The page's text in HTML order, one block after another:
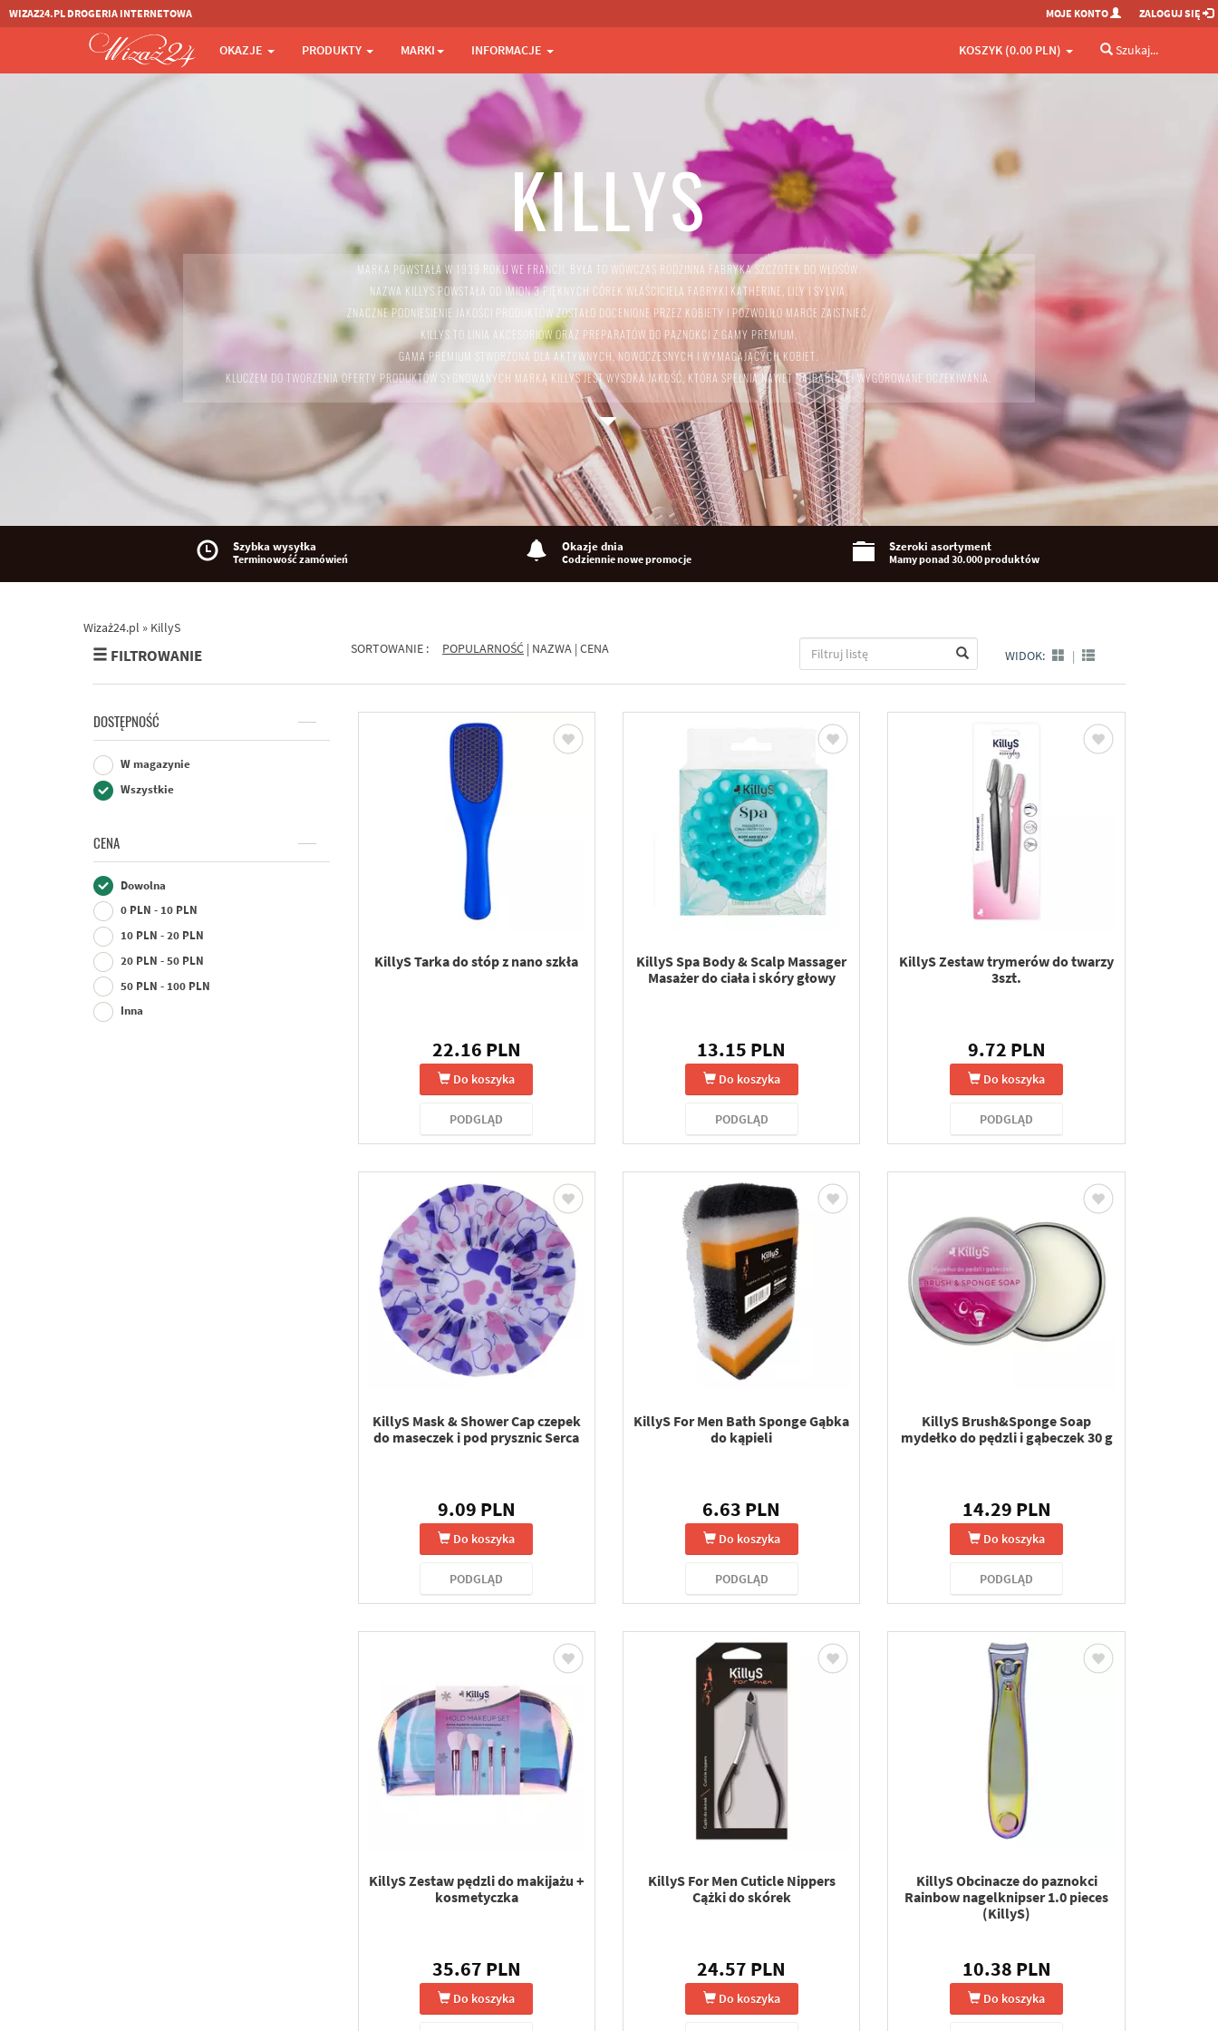
WIZAZ24.PL DROGERIA INTERNETOWA MOJE KONTO ZALOGUJ SIĘ
OKAZJE PRODUKTY MARKI INFORMACJE KOSZYK (0.00 PLN) Szukaj...
Szybka wysyłka
Terminowość zamówień
Okazje dnia
Codziennie nowe promocje
Szeroki asortyment
Mamy ponad 30.000 produktów
KILLYS
MARKA POWSTAŁA W 1939 ROKU WE FRANCJI. BYŁA TO WÓWCZAS RODZINNA FABRYKA SZCZOTEK DO WŁOSÓW.
NAZWA KILLYS POWSTAŁA OD IMION 3 PIĘKNYCH CÓREK WŁAŚCICIELA FABRYKI KATHERINE, LILY I SYLVIA.
ZNACZNE PODNIESIENIE JAKOŚCI PRODUKTÓW ZOSTAŁO DOCENIONE PRZEZ KOBIETY I POZWOLIŁO MARCE ZAISTNIEĆ.
KILLYS TO LINIA AKCESORIÓW ORAZ PREPARATÓW DO PAZNOKCI Z GAMY PREMIUM.
GAMA PREMIUM STWORZONA DLA AKTYWNYCH, NOWOCZESNYCH I WYMAGAJĄCYCH KOBIET.
KLUCZEM DO TWORZENIA OFERTY PRODUKTÓW SYGNOWANYCH MARKĄ KILLYS JEST WYSOKA JAKOŚĆ, KTÓRA SPEŁNIA NAWET NAJBARDZIEJ WYGÓROWANE OCZEKIWANIA.
Wizaż24.pl » KillyS
FILTROWANIE SORTOWANIE : POPULARNOŚĆ | NAZWA | CENA WIDOK: |
DOSTĘPNOŚĆ
W magazynie
Wszystkie
CENA
Dowolna
0 PLN - 10 PLN
10 PLN - 20 PLN
20 PLN - 50 PLN
50 PLN - 100 PLN
Inna
KillyS Tarka do stóp z nano szkła
22.16 PLN
Do koszyka
PODGLĄD
KillyS Spa Body & Scalp Massager
Masażer do ciała i skóry głowy
13.15 PLN
Do koszyka
PODGLĄD
KillyS Zestaw trymerów do twarzy
3szt.
9.72 PLN
Do koszyka
PODGLĄD
KillyS Mask & Shower Cap czepek
do maseczek i pod prysznic Serca
9.09 PLN
Do koszyka
PODGLĄD
KillyS For Men Bath Sponge Gąbka
do kąpieli
6.63 PLN
Do koszyka
PODGLĄD
KillyS Brush&Sponge Soap
mydełko do pędzli i gąbeczek 30 g
14.29 PLN
Do koszyka
PODGLĄD
KillyS Zestaw pędzli do makijażu +
kosmetyczka
35.67 PLN
Do koszyka
KillyS For Men Cuticle Nippers
Cążki do skórek
24.57 PLN
Do koszyka
KillyS Obcinacze do paznokci
Rainbow nagelknipser 1.0 pieces
(KillyS)
10.38 PLN
Do koszyka